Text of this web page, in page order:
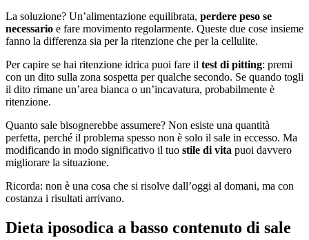
La soluzione? Un’alimentazione equilibrata, perdere peso se
necessario e fare movimento regolarmente. Queste due cose insieme
fanno la differenza sia per la ritenzione che per la cellulite.
Per capire se hai ritenzione idrica puoi fare il test di pitting: premi
con un dito sulla zona sospetta per qualche secondo. Se quando togli
il dito rimane un’area bianca o un’incavatura, probabilmente è
ritenzione.
Quanto sale bisognerebbe assumere? Non esiste una quantità
perfetta, perché il problema spesso non è solo il sale in eccesso. Ma
modificando in modo significativo il tuo stile di vita puoi davvero
migliorare la situazione.
Ricorda: non è una cosa che si risolve dall’oggi al domani, ma con
costanza i risultati arrivano.
Dieta iposodica a basso contenuto di sale